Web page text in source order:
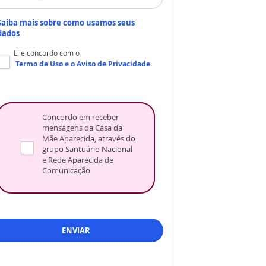
mais sobre como usamos seus
Li e concordo com o
Termo de Usoe oAviso de Privacidade
Concordo em receber
mensagens da Casa da
Mãe Aparecida, através do
grupo Santuário Nacional
e Rede Aparecida de
Comunicação
ENVIAR